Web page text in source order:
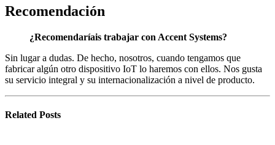
Recomendación
¿Recomendaríais trabajar con Accent Systems?
Sin lugar a dudas. De hecho, nosotros, cuando tengamos que
fabricar algún otro dispositivo IoT lo haremos con ellos. Nos gusta
su servicio integral y su internacionalización a nivel de producto.
Related Posts